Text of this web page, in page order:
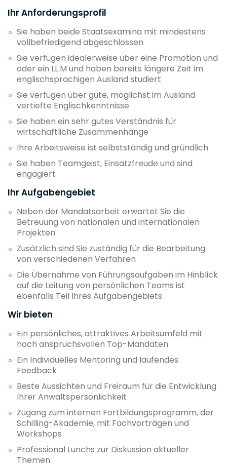
Ihr Anforderungsprofil
Sie haben beide Staatsexamina mit mindestens
vollbefriedigend abgeschlossen
Sie verfügen idealerweise über eine Promotion und
oder ein LL.M und haben bereits längere Zeit im
englischsprachigen Ausland studiert
Sie verfügen über gute, möglichst im Ausland
vertiefte Englischkenntnisse
Sie haben ein sehr gutes Verständnis für
wirtschaftliche Zusammenhänge
Ihre Arbeitsweise ist selbstständig und gründlich
Sie haben Teamgeist, Einsatzfreude und sind
engagiert
Ihr Aufgabengebiet
Neben der Mandatsarbeit erwartet Sie die
Betreuung von nationalen und internationalen
Projekten
Zusätzlich sind Sie zuständig für die Bearbeitung
von verschiedenen Verfahren
Die Übernahme von Führungsaufgaben im Hinblick
auf die Leitung von persönlichen Teams ist
ebenfalls Teil Ihres Aufgabengebiets
Wir bieten
Ein persönliches, attraktives Arbeitsumfeld mit
hoch anspruchsvollen Top-Mandaten
Ein Individuelles Mentoring und laufendes
Feedback
Beste Aussichten und Freiraum für die Entwicklung
Ihrer Anwaltspersönlichkeit
Zugang zum internen Fortbildungsprogramm, der
Schilling-Akademie, mit Fachvorträgen und
Workshops
Professional Lunchs zur Diskussion aktueller
Themen